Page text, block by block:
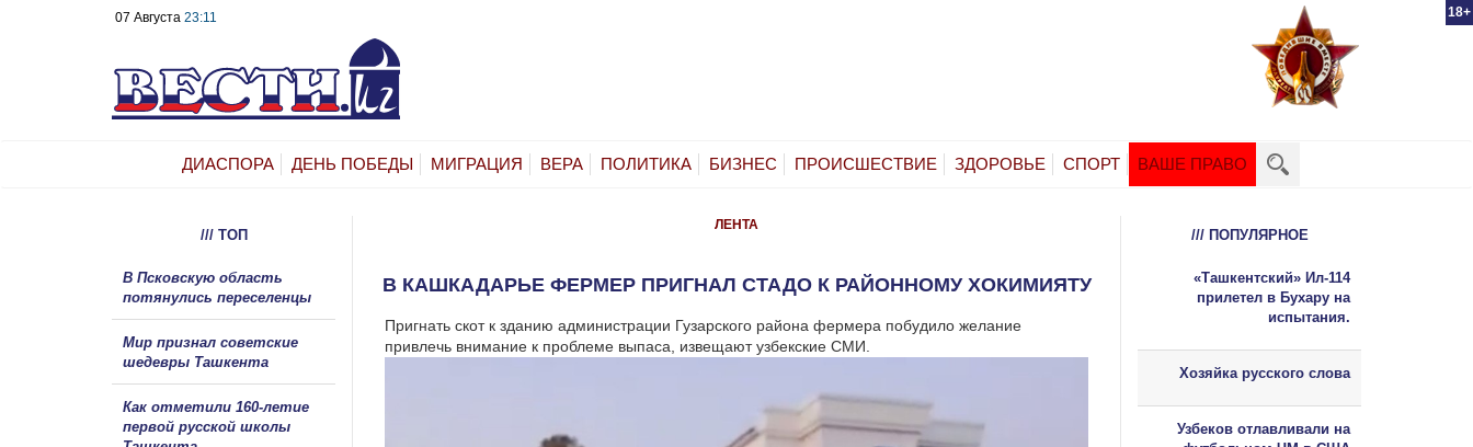
18+
07 Августа 23:11
ДИАСПОРА ДЕНЬ ПОБЕДЫ МИГРАЦИЯ ВЕРА ПОЛИТИКА БИЗНЕС ПРОИСШЕСТВИЕ ЗДОРОВЬЕ СПОРТ ВАШЕ ПРАВО
ЛЕНТА
В КАШКАДАРЬЕ ФЕРМЕР ПРИГНАЛ СТАДО К РАЙОННОМУ ХОКИМИЯТУ
Пригнать скот к зданию администрации Гузарского района фермера побудило желание
привлечь внимание к проблеме выпаса, извещают узбекские СМИ.
/// ТОП
В Псковскую область
потянулись переселенцы
Мир признал советские
шедевры Ташкента
Как отметили 160-летие
первой русской школы
/// ПОПУЛЯРНОЕ
«Ташкентский» Ил-114
прилетел в Бухару на
испытания.
Хозяйка русского слова
Узбеков отлавливали на